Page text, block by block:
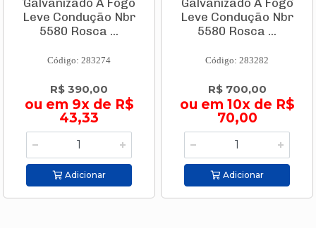
Galvanizado A Fogo
Leve Condução Nbr
5580 Rosca ...
Código: 283274
R$ 390,00
ou em 9x de R$
43,33
Adicionar
Galvanizado A Fogo
Leve Condução Nbr
5580 Rosca ...
Código: 283282
R$ 700,00
ou em 10x de R$
70,00
Adicionar